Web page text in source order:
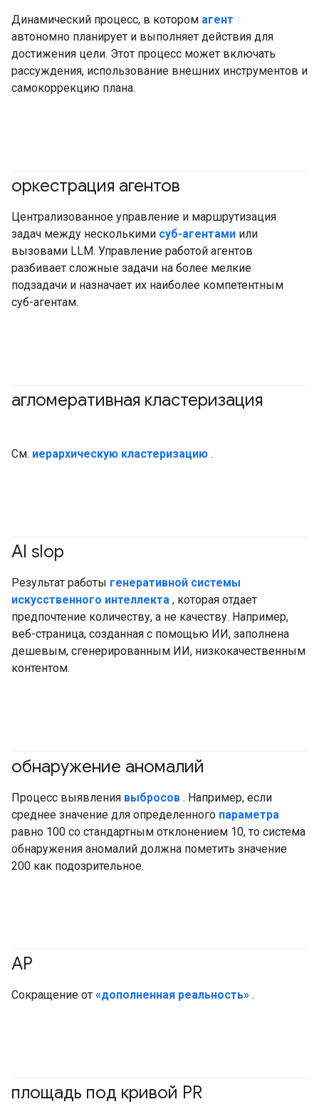
Динамический процесс, в котором агент
автономно планирует и выполняет действия для
достижения цели. Этот процесс может включать
рассуждения, использование внешних инструментов и
самокоррекцию плана.
оркестрация агентов
Централизованное управление и маршрутизация
задач между несколькими суб-агентами или
вызовами LLM. Управление работой агентов
разбивает сложные задачи на более мелкие
подзадачи и назначает их наиболее компетентным
суб-агентам.
агломеративная кластеризация
См. иерархическую кластеризацию .
AI slop
Результат работы генеративной системы
искусственного интеллекта , которая отдает
предпочтение количеству, а не качеству. Например,
веб-страница, созданная с помощью ИИ, заполнена
дешевым, сгенерированным ИИ, низкокачественным
контентом.
обнаружение аномалий
Процесс выявления выбросов . Например, если
среднее значение для определенного параметра
равно 100 со стандартным отклонением 10, то система
обнаружения аномалий должна пометить значение
200 как подозрительное.
АР
Сокращение от «дополненная реальность» .
площадь под кривой PR